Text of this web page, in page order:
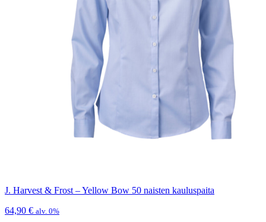
J. Harvest & Frost – Yellow Bow 50 naisten kauluspaita
64,90 € alv. 0%